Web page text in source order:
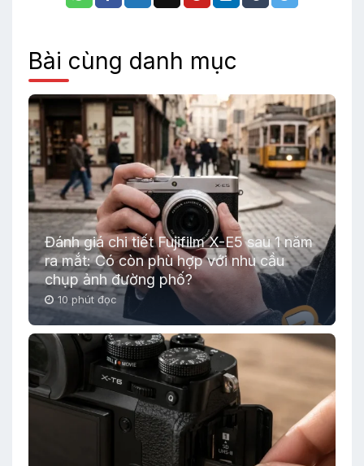
Bài cùng danh mục
Đánh giá chi tiết Fujifilm X-E5 sau 1 năm
ra mắt: Có còn phù hợp với nhu cầu
chụp ảnh đường phố?
10 phút đọc